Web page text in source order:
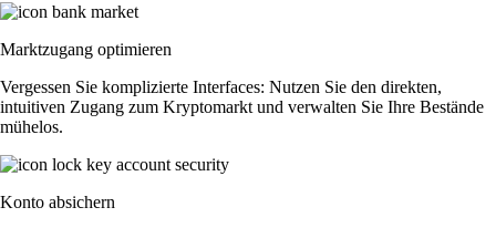
Marktzugang optimieren
Vergessen Sie komplizierte Interfaces: Nutzen Sie den direkten,
intuitiven Zugang zum Kryptomarkt und verwalten Sie Ihre Bestände
mühelos.
Konto absichern